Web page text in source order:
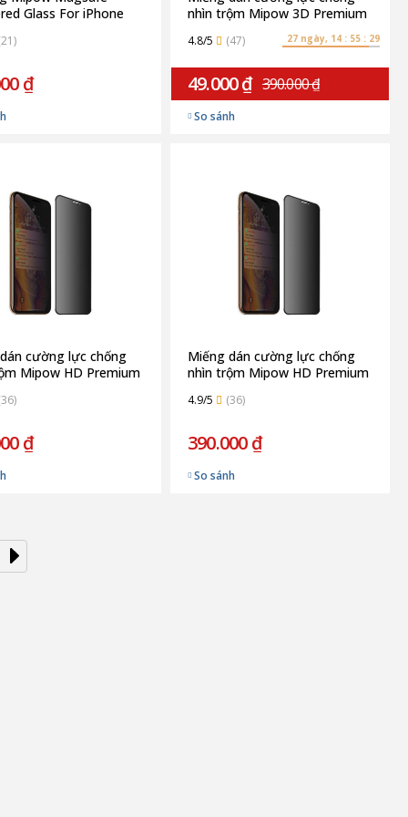
Glass For iPhone
₫
nhìn trộm Mipow 3D Premium
Pro Max
4.8/5 (47) 27 ngày, 14 : 55 : 28
49.000 ₫ 390.000 ₫
So sánh
cường lực chống
Mipow HD Premium
₫
Miếng dán cường lực chống
nhìn trộm Mipow HD Premium
4.9/5 (36)
390.000 ₫
So sánh